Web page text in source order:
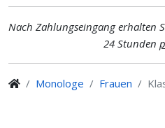
Nach Zahlungseingang erhalten
24 Stunden
Monologe Frauen